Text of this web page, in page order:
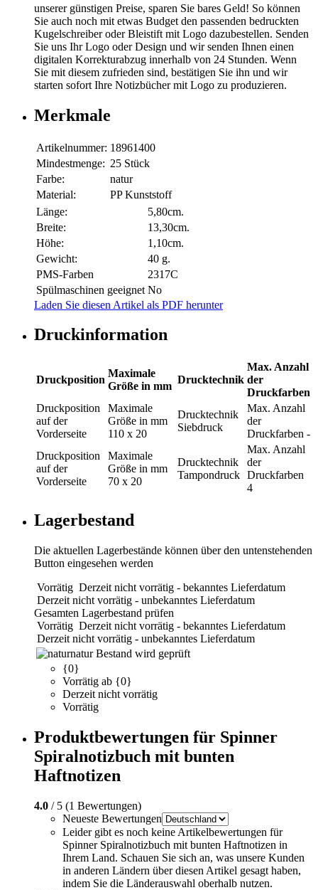
unserer günstigen Preise, sparen Sie bares Geld! So können
Sie auch noch mit etwas Budget den passenden bedruckten
Kugelschreiber oder Bleistift mit Logo dazubestellen. Senden
Sie uns Ihr Logo oder Design und wir senden Ihnen einen
digitalen Korrekturabzug innerhalb von 24 Stunden. Wenn
Sie mit diesem zufrieden sind, bestätigen Sie ihn und wir
starten sofort Ihre Notizbücher mit Logo zu produzieren.
Merkmale
Artikelnummer: 18961400
Mindestmenge: 25 Stück
Farbe:
natur
Material:
PP Kunststoff
Länge:
5,80cm.
Breite:
13,30cm.
Höhe:
1,10cm.
Gewicht:
40 g.
PMS-Farben
2317C
Spülmaschinen geeignet No
Laden Sie diesen Artikel als PDF herunter
Druckinformation
Druckposition
Maximale
Größe in mm
Drucktechnik
Max. Anzahl
der
Druckfarben
Druckposition
auf der
Vorderseite
Maximale
Größe in mm
110 x 20
Drucktechnik
Siebdruck
Max. Anzahl
der
Druckfarben -
Druckposition
auf der
Vorderseite
Maximale
Größe in mm
70 x 20
Drucktechnik
Tampondruck
Max. Anzahl
der
Druckfarben
4
Lagerbestand
Die aktuellen Lagerbestände können über den untenstehenden
Button eingesehen werden
Vorrätig Derzeit nicht vorrätig - bekanntes Lieferdatum
Derzeit nicht vorrätig - unbekanntes Lieferdatum
Gesamten Lagerbestand prüfen
Vorrätig Derzeit nicht vorrätig - bekanntes Lieferdatum
Derzeit nicht vorrätig - unbekanntes Lieferdatum
natur Bestand wird geprüft
{0}
Vorrätig ab {0}
Derzeit nicht vorrätig
Vorrätig
Produktbewertungen für Spinner
Spiralnotizbuch mit bunten
Haftnotizen
4.0 / 5 (1 Bewertungen)
Neueste Bewertungen
Leider gibt es noch keine Artikelbewertungen für
Spinner Spiralnotizbuch mit bunten Haftnotizen in
Ihrem Land. Schauen Sie sich an, was unsere Kunden
in anderen Ländern über diesen Artikel gesagt haben,
indem Sie die Länderauswahl oberhalb nutzen.